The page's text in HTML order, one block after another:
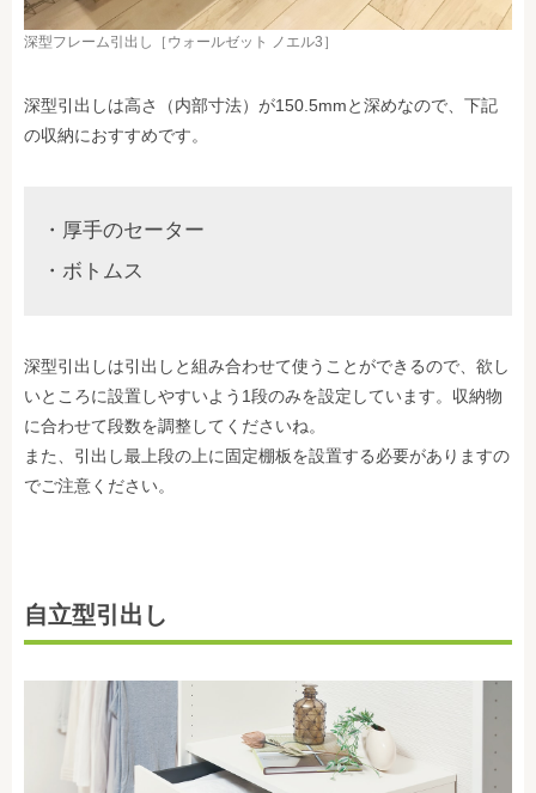
深型フレーム引出し［ウォールゼット ノエル3］
深型引出しは高さ（内部寸法）が150.5mmと深めなので、下記
の収納におすすめです。
・厚手のセーター
・ボトムス
深型引出しは引出しと組み合わせて使うことができるので、欲し
いところに設置しやすいよう1段のみを設定しています。収納物
に合わせて段数を調整してくださいね。
また、引出し最上段の上に固定棚板を設置する必要がありますの
でご注意ください。
自立型引出し